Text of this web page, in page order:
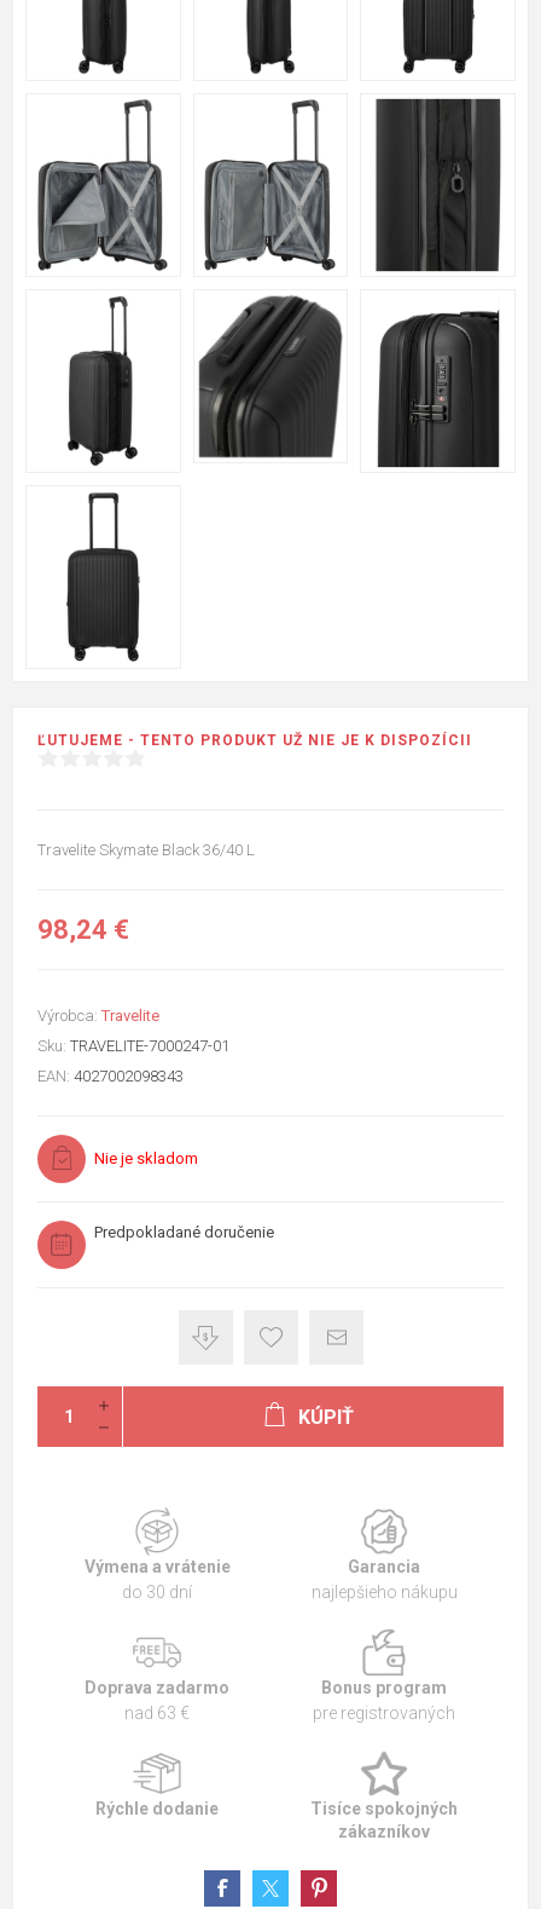
ĽUTUJEME - TENTO PRODUKT UŽ NIE JE K DISPOZÍCII
Travelite Skymate Black 36/40 L
98,24 €
Výrobca: Travelite
Sku: TRAVELITE-7000247-01
EAN: 4027002098343
Nie je skladom
Predpokladané doručenie
KÚPIŤ
Výmena a vrátenie
do 30 dní
Garancia
najlepšieho nákupu
Doprava zadarmo
nad 63 €
Bonus program
pre registrovaných
Rýchle dodanie
Tisíce spokojných
zákazníkov